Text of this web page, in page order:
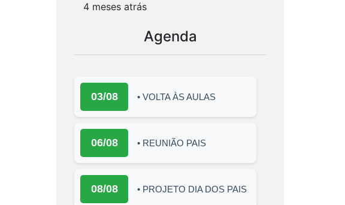
4 meses atrás
Agenda
03/08 • VOLTA ÀS AULAS
06/08 • REUNIÃO PAIS
08/08 • PROJETO DIA DOS PAIS